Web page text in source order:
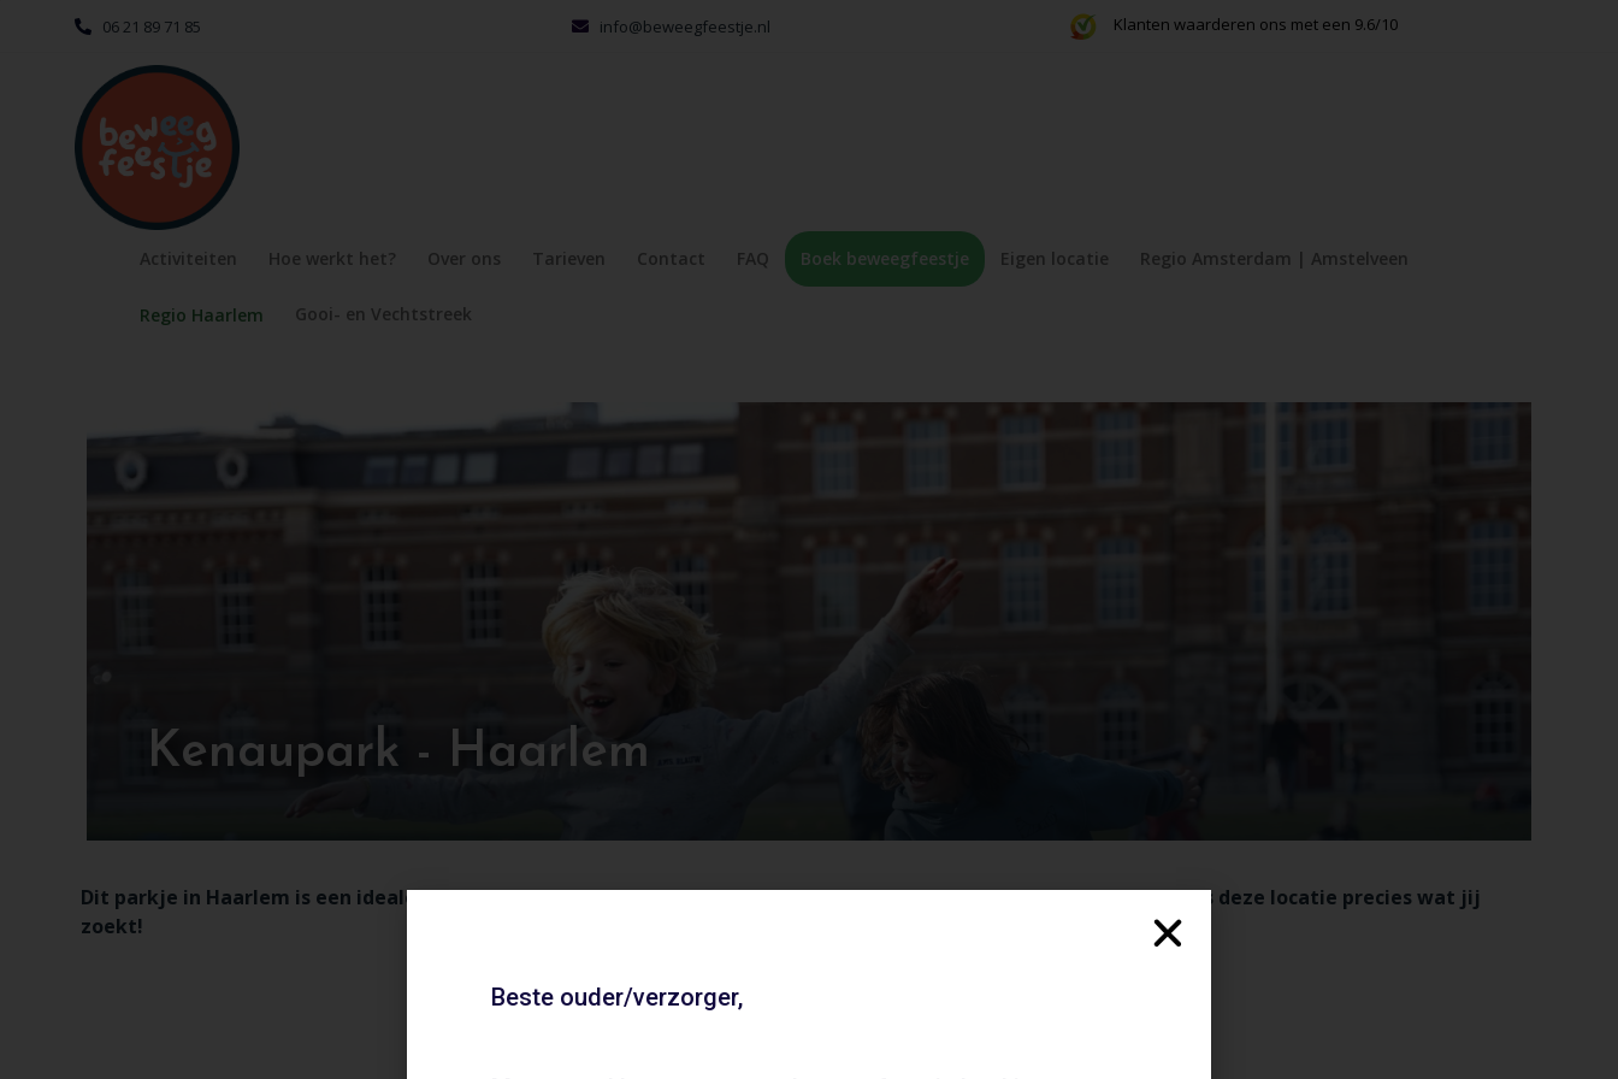
06 21 89 71 85 info@beweegfeestje.nl Klanten waarderen ons met een 9.6/10
Activiteiten Hoe werkt het? Over ons Tarieven Contact FAQ Boek beweegfeestje Eigen locatie Regio Amsterdam | Amstelveen
Regio Haarlem Gooi- en Vechtstreek
Kenaupark - Haarlem
Dit parkje in Haarlem is een ideale plek voor jouw beweegfeestje. Met de keuze uit verschillende beweegfeestjes is deze locatie precies wat jij
zoekt!
Beste ouder/verzorger,